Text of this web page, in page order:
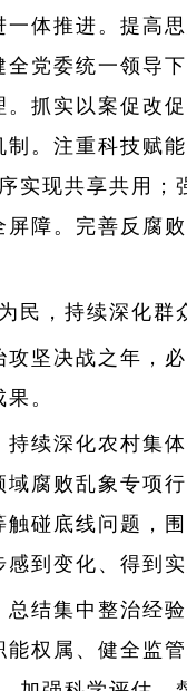
推进。提高思
全党委统一领导
抓实以案促改
。注重科技赋
实现共享共用
障。完善反腐
民，持续深化
决战之年，必
。
深化农村集体
域腐败乱象专项
触碰底线问题，
感到变化、得到
集中整治经验
权属、健全监